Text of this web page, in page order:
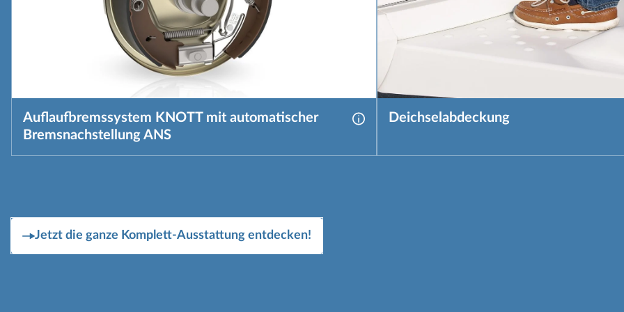
Auflaufbremssystem KNOTT mit automatischer
Bremsnachstellung ANS
Weitere Informationen zu WW
Deichselabdeckung
Jetzt die ganze Komplett-Ausstattung entdecken!